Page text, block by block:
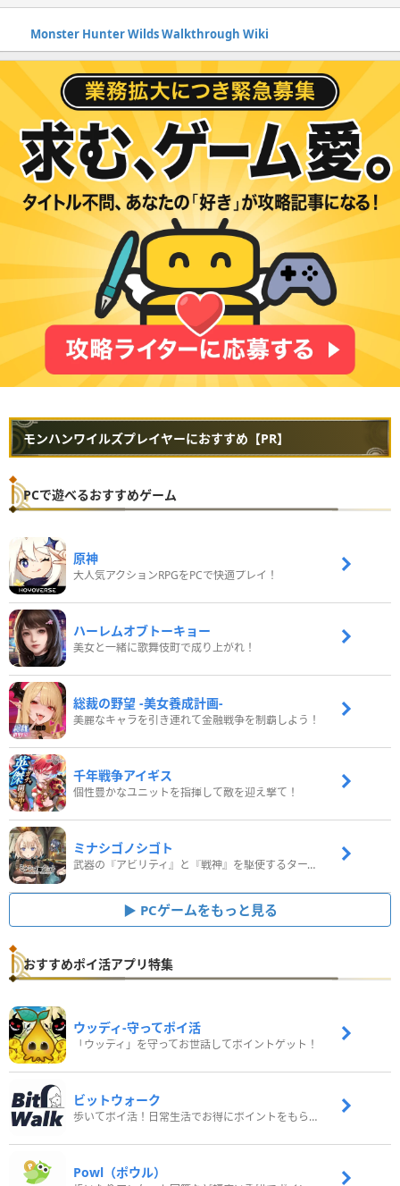
Monster Hunter Wilds Walkthrough Wiki
モンハンワイルズプレイヤーにおすすめ【PR】
PCで遊べるおすすめゲーム
原神
大人気アクションRPGをPCで快適プレイ！
ハーレムオブトーキョー
美女と一緒に歌舞伎町で成り上がれ！
総裁の野望 -美女養成計画-
美麗なキャラを引き連れて金融戦争を制覇しよう！
千年戦争アイギス
個性豊かなユニットを指揮して敵を迎え撃て！
ミナシゴノシゴト
武器の『アビリティ』と『戦神』を駆使するターン制コマンドバトルRPG！
PCゲームをもっと見る
おすすめポイ活アプリ特集
ウッディ‐守ってポイ活
「ウッディ」を守ってお世話してポイントゲット！
ビットウォーク
歩いてポイ活！日常生活でお得にポイントをもらおう
Powl（ポウル）